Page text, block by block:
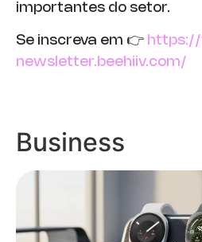
importantes do setor.
Se inscreva em 👉
newsletter.beehiiv.com/
Business